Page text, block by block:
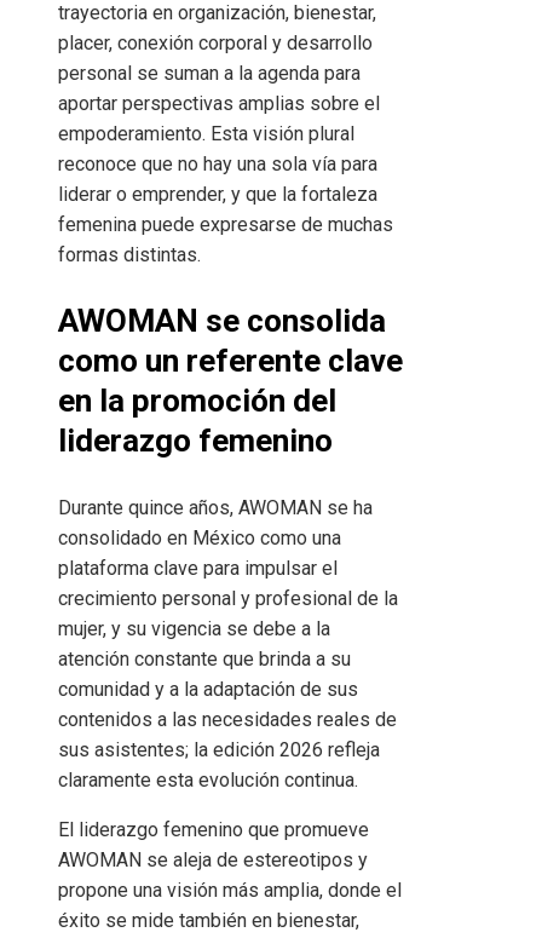
trayectoria en organización, bienestar,
placer, conexión corporal y desarrollo
personal se suman a la agenda para
aportar perspectivas amplias sobre el
empoderamiento. Esta visión plural
reconoce que no hay una sola vía para
liderar o emprender, y que la fortaleza
femenina puede expresarse de muchas
formas distintas.
AWOMAN se consolida
como un referente clave
en la promoción del
liderazgo femenino
Durante quince años, AWOMAN se ha
consolidado en México como una
plataforma clave para impulsar el
crecimiento personal y profesional de la
mujer, y su vigencia se debe a la
atención constante que brinda a su
comunidad y a la adaptación de sus
contenidos a las necesidades reales de
sus asistentes; la edición 2026 refleja
claramente esta evolución continua.
El liderazgo femenino que promueve
AWOMAN se aleja de estereotipos y
propone una visión más amplia, donde el
éxito se mide también en bienestar,